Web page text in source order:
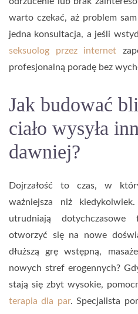
warto czekać, aż problem
jedna konsultacja, a jeśli
seksuolog przez internet
profesjonalną poradę bez
Jak budować
ciało wysyła
dawniej?
Dojrzałość to czas, w
ważniejsza niż
utrudniają dotychczasowe
otworzyć się na nowe
dłuższą grę wstępną,
nowych stref erogennych?
stają się zbyt wysokie,
terapia dla par. Specjalista